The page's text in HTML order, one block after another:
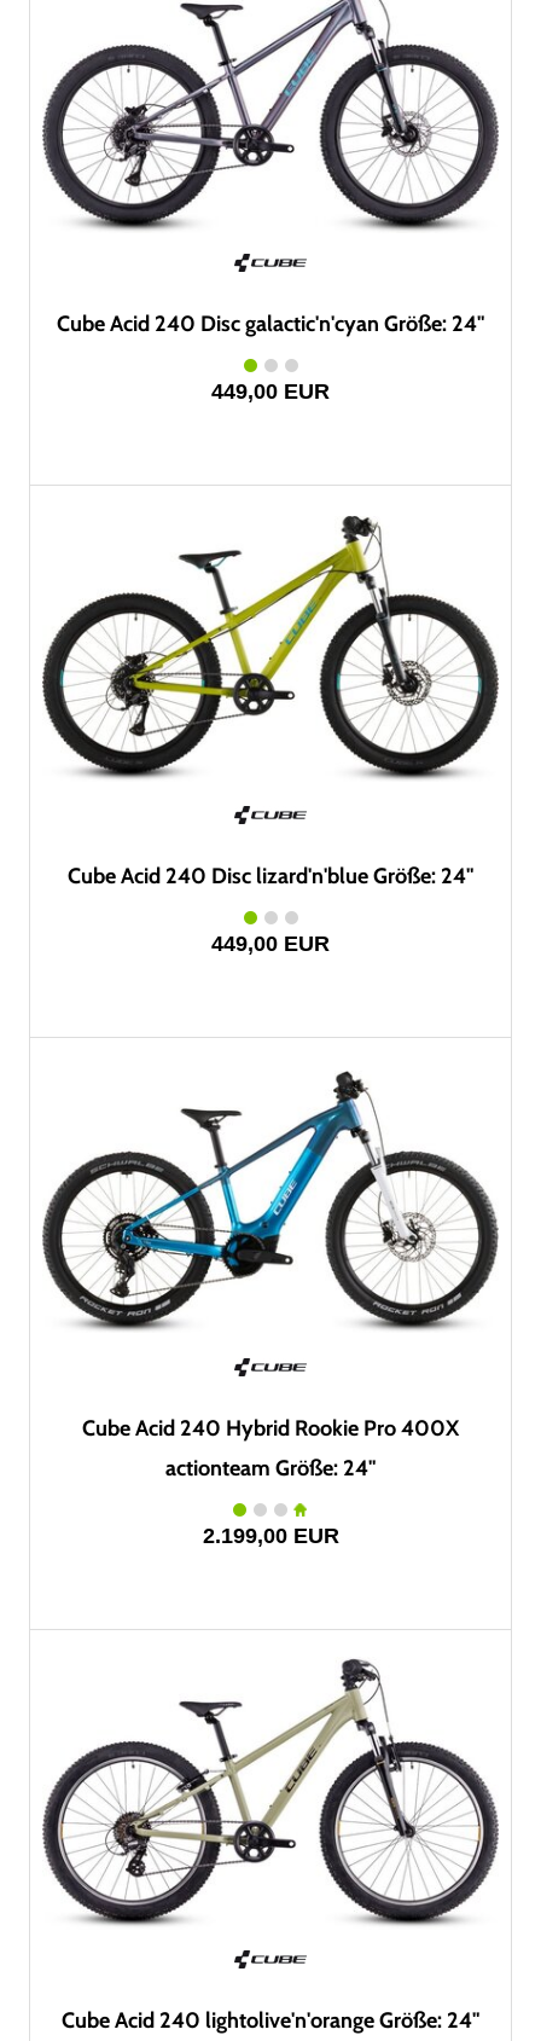
Cube Acid 240 Disc galactic'n'cyan Größe: 24"
449,00 EUR
Cube Acid 240 Disc lizard'n'blue Größe: 24"
449,00 EUR
Cube Acid 240 Hybrid Rookie Pro 400X
actionteam Größe: 24"
2.199,00 EUR
Cube Acid 240 lightolive'n'orange Größe: 24"